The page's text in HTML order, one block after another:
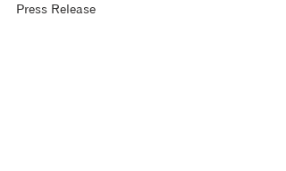
Press Release